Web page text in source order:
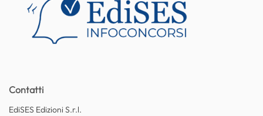
Contatti
EdiSES Edizioni S.r.l.